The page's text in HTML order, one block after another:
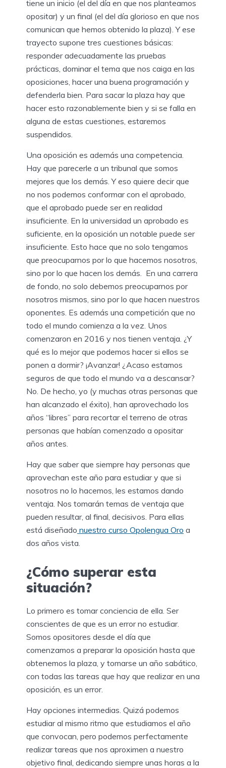
tiene un inicio (el del día en que nos planteamos
opositar) y un final (el del día glorioso en que nos
comunican que hemos obtenido la plaza). Y ese
trayecto supone tres cuestiones básicas:
responder adecuadamente las pruebas
prácticas, dominar el tema que nos caiga en las
oposiciones, hacer una buena programación y
defenderla bien. Para sacar la plaza hay que
hacer esto razonablemente bien y si se falla en
alguna de estas cuestiones, estaremos
suspendidos.
Una oposición es además una competencia.
Hay que parecerle a un tribunal que somos
mejores que los demás. Y eso quiere decir que
no nos podemos conformar con el aprobado,
que el aprobado puede ser en realidad
insuficiente. En la universidad un aprobado es
suficiente, en la oposición un notable puede ser
insuficiente. Esto hace que no solo tengamos
que preocuparnos por lo que hacemos nosotros,
sino por lo que hacen los demás. En una carrera
de fondo, no solo debemos preocuparnos por
nosotros mismos, sino por lo que hacen nuestros
oponentes. Es además una competición que no
todo el mundo comienza a la vez. Unos
comenzaron en 2016 y nos tienen ventaja. ¿Y
qué es lo mejor que podemos hacer si ellos se
ponen a dormir? ¡Avanzar! ¿Acaso estamos
seguros de que todo el mundo va a descansar?
No. De hecho, yo (y muchas otras personas que
han alcanzado el éxito), han aprovechado los
años “libres” para recortar el terreno de otras
personas que habían comenzado a opositar
años antes.
Hay que saber que siempre hay personas que
aprovechan este año para estudiar y que si
nosotros no lo hacemos, les estamos dando
ventaja. Nos tomarán temas de ventaja que
pueden resultar, al final, decisivos. Para ellas
está diseñado nuestro curso Opolengua Oro a
dos años vista.
¿Cómo superar esta
situación?
Lo primero es tomar conciencia de ella. Ser
conscientes de que es un error no estudiar.
Somos opositores desde el día que
comenzamos a preparar la oposición hasta que
obtenemos la plaza, y tomarse un año sabático,
con todas las tareas que hay que realizar en una
oposición, es un error.
Hay opciones intermedias. Quizá podemos
estudiar al mismo ritmo que estudiamos el año
que convocan, pero podemos perfectamente
realizar tareas que nos aproximen a nuestro
objetivo final, dedicando siempre unas horas a la